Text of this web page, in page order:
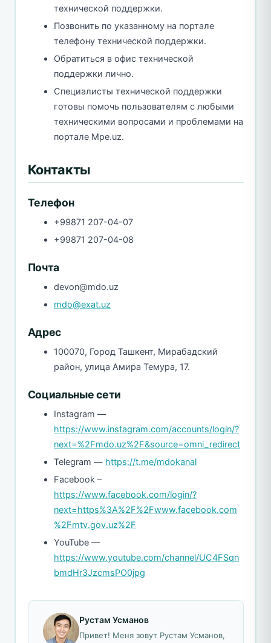
технической поддержки.
Позвонить по указанному на портале
телефону технической поддержки.
Обратиться в офис технической
поддержки лично.
Специалисты технической поддержки
готовы помочь пользователям с любыми
техническими вопросами и проблемами на
портале Mpe.uz.
Контакты
Телефон
+99871 207-04-07
+99871 207-04-08
Почта
devon@mdo.uz
mdo@exat.uz
Адрес
100070, Город Ташкент, Мирабадский
район, улица Амира Темура, 17.
Социальные сети
Instagram —
https://www.instagram.com/accounts/login/?
next=%2Fmdo.uz%2F&source=omni_redirect
Telegram — https://t.me/mdokanal
Facebook –
https://www.facebook.com/login/?
next=https%3A%2F%2Fwww.facebook.com
%2Fmtv.gov.uz%2F
YouTube —
https://www.youtube.com/channel/UC4FSqn
bmdHr3JzcmsPO0jpg
Рустам Усманов
Привет! Меня зовут Рустам Усманов,